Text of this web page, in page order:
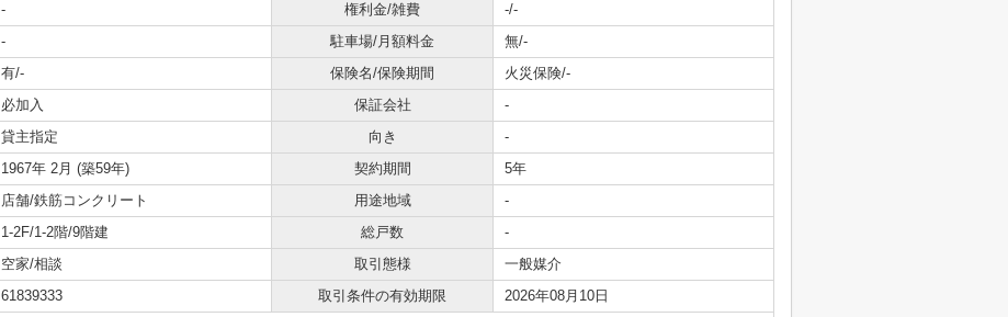
- 権利金/雑費
-/-
- 駐車場/月額料金
無/-
有/- 保険名/保険期間
火災保険/-
必加入 保証会社
-
貸主指定 向き
-
1967年 2月 (築59年) 契約期間
5年
店舗/鉄筋コンクリート 用途地域
-
1-2F/1-2階/9階建 総戸数
-
空家/相談 取引態様
一般媒介
61839333 取引条件の有効期限
2026年08月10日